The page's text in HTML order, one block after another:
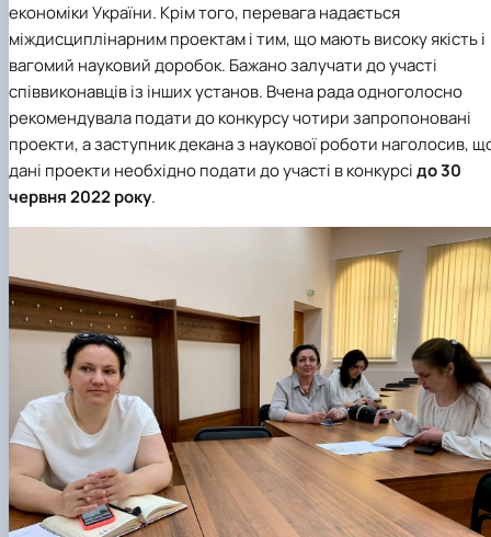
економіки України. Крім того, перевага надається
міждисциплінарним проектам і тим, що мають високу якість і
вагомий науковий доробок. Бажано залучати до участі
співвиконавців із інших установ. Вчена рада одноголосно
рекомендувала подати до конкурсу чотири запропоновані
проекти, а заступник декана з наукової роботи наголосив,
дані проекти необхідно подати до участі в конкурсідо 30
червня 2022 року.